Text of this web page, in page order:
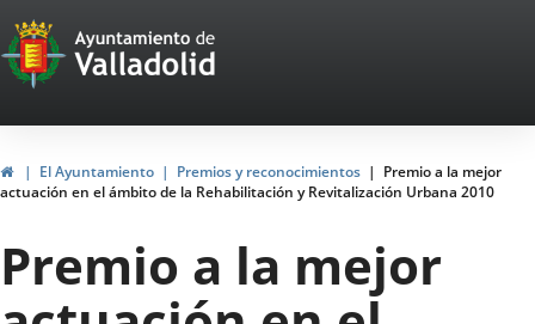
Portal
Web
del
Ayuntamiento
de
Valladolid
HomeEl Ayuntamiento Premios y reconocimientos
Premio a la mejor
actuación en el ámbito de la Rehabilitación y Revitalización Urbana 2010
Premio a la mejor